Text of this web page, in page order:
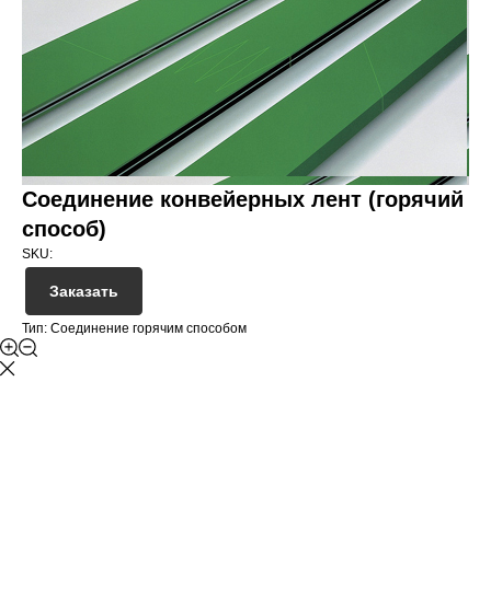
Соединение конвейерных лент (горячий
способ)
SKU:
Заказать
Тип: Соединение горячим способом